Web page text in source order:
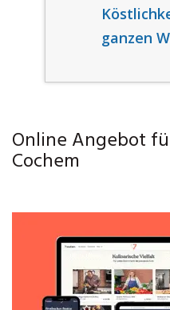
ganzen
Online Angebot
Cochem